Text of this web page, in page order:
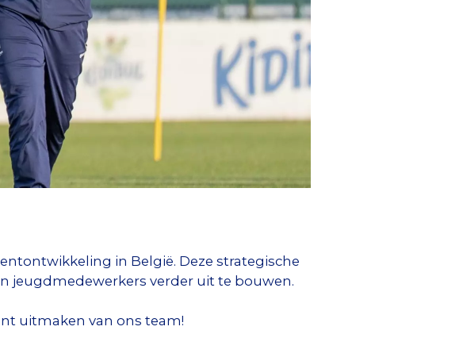
in België. Deze strategische
jeugdmedewerkers verder uit te bouwen.
uitmaken van ons team!